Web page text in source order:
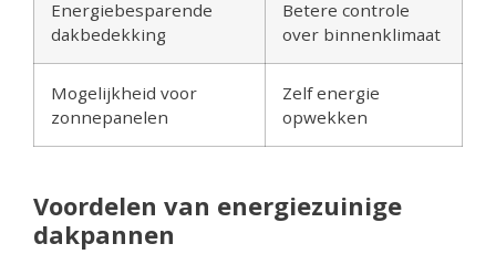
Energiebesparende
dakbedekking
Betere controle
over binnenklimaat
Mogelijkheid voor
zonnepanelen
Zelf energie
opwekken
Voordelen van energiezuinige
dakpannen